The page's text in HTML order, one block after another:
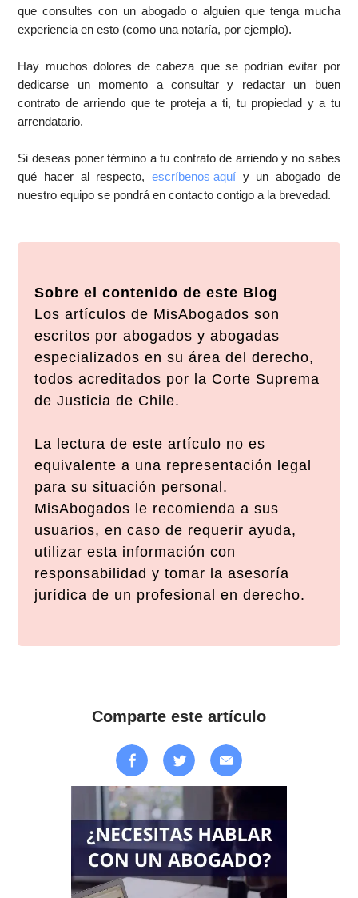
que consultes con un abogado o alguien que tenga mucha
experiencia en esto (como una notaría, por ejemplo).
Hay muchos dolores de cabeza que se podrían evitar por
dedicarse un momento a consultar y redactar un buen
contrato de arriendo que te proteja a ti, tu propiedad y a tu
arrendatario.
Si deseas poner término a tu contrato de arriendo y no sabes
qué hacer al respecto, escríbenos aquíy un abogado de
nuestro equipo se pondrá en contacto contigo a la brevedad.
Sobre el contenido de este Blog
Los artículos de MisAbogados son
escritos por abogados y abogadas
especializados en su área del derecho,
todos acreditados por la Corte Suprema
de Justicia de Chile.
La lectura de este artículo no es
equivalente a una representación legal
para su situación personal.
MisAbogados le recomienda a sus
usuarios, en caso de requerir ayuda,
utilizar esta información con
responsabilidad y tomar la asesoría
jurídica de un profesional en derecho.
Comparte este artículo